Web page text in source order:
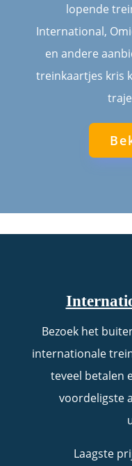
lopende
International,
en andere
treinkaartjes kris
Bezoek het
internationale
teveel betalen
voordeligste
Laagste